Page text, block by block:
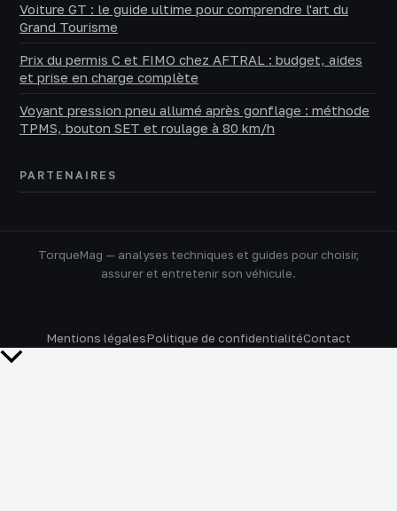
Voiture GT : le guide ultime pour comprendre l'art du
Grand Tourisme
Prix du permis C et FIMO chez AFTRAL : budget, aides
et prise en charge complète
Voyant pression pneu allumé après gonflage : méthode
TPMS, bouton SET et roulage à 80 km/h
PARTENAIRES
TorqueMag — analyses techniques et guides pour choisir,
assurer et entretenir son véhicule.
Mentions légalesPolitique de confidentialitéContact